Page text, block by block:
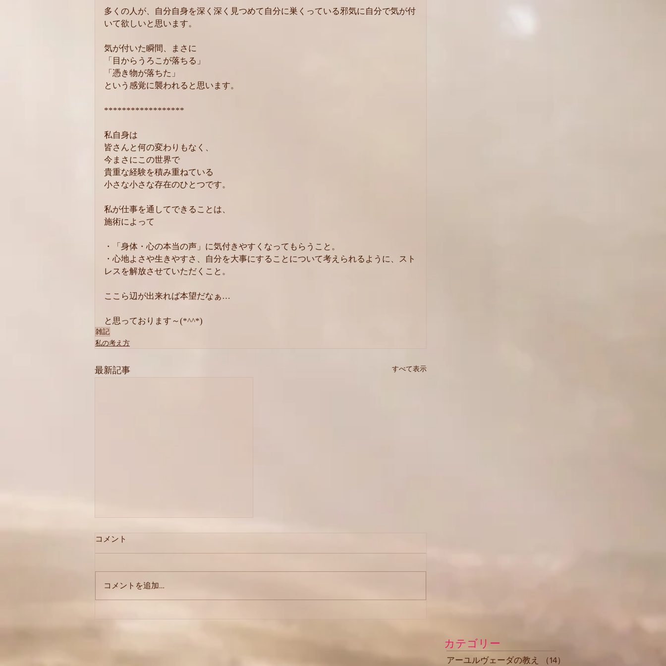
多くの人が、自分自身を深く深く見つめて自分に巣くっている邪気に自分で気が付
いて欲しいと思います。
気が付いた瞬間、まさに
「目からうろこが落ちる」
「憑き物が落ちた」
という感覚に襲われると思います。
******************
私自身は
皆さんと何の変わりもなく、
今まさにこの世界で
貴重な経験を積み重ねている
小さな小さな存在のひとつです。
私が仕事を通してできることは、
施術によって
・「身体・心の本当の声」に気付きやすくなってもらうこと。
・心地よさや生きやすさ、自分を大事にすることについて考えられるように、スト
レスを解放させていただくこと。
ここら辺が出来れば本望だなぁ…
と思っております～(*^^*)
雑記
私の考え方
最新記事 すべて表示
コメント
コメントを追加…
カテゴリー
アーユルヴェーダの教え （14）